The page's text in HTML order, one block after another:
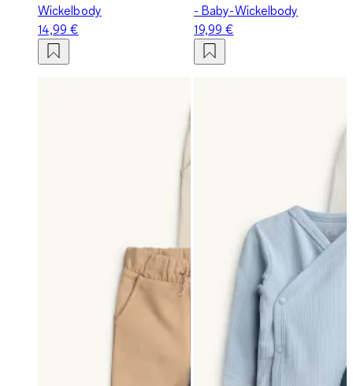
Wickelbody
14,99 €
- Baby-Wickelbody
19,99 €